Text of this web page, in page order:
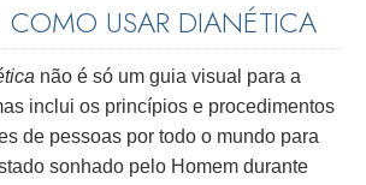
COMO USAR DIANÉTICA
não é só um guia visual para a
inclui os princípios e procedimentos
de pessoas por todo o mundo para
sonhado pelo Homem durante